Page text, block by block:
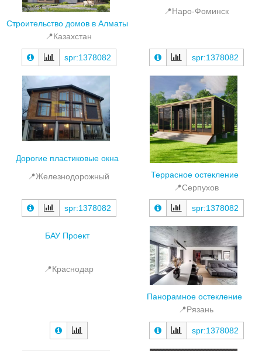
Строительство домов в Алматы
📍Казахстан
spr:1378082
📍Наро-Фоминск
spr:1378082
Дорогие пластиковые окна
📍Железнодорожный
spr:1378082
Террасное остекление
📍Серпухов
spr:1378082
БАУ Проект
📍Краснодар
Панорамное остекление
📍Рязань
spr:1378082